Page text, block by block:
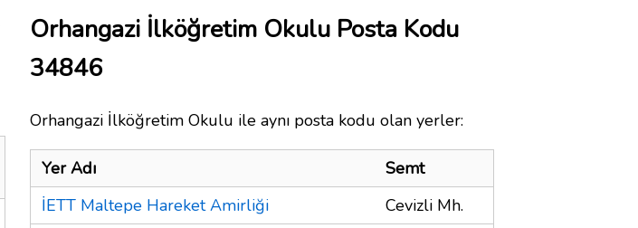
Orhangazi İlköğretim Okulu Posta Kodu
34846
Orhangazi İlköğretim Okulu ile aynı posta kodu olan yerler:
Yer Adı
Semt
İETT Maltepe Hareket Amirliği
Cevizli Mh.